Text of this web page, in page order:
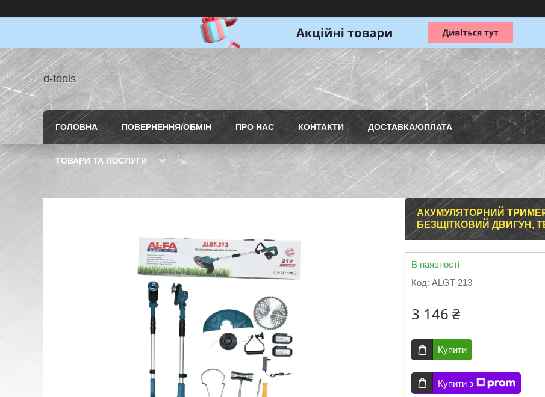
d-tools
ГОЛОВНА ПОВЕРНЕННЯ/ОБМІН ПРО НАС КОНТАКТИ ДОСТАВКА/ОПЛАТА
ТОВАРИ ТА ПОСЛУГИ
АКУМУЛЯТОРНИЙ ТРИМЕР
БЕЗЩІТКОВИЙ ДВИГУН,
В наявності
Код: ALGT-213
3 146 ₴
Купити
Купити з